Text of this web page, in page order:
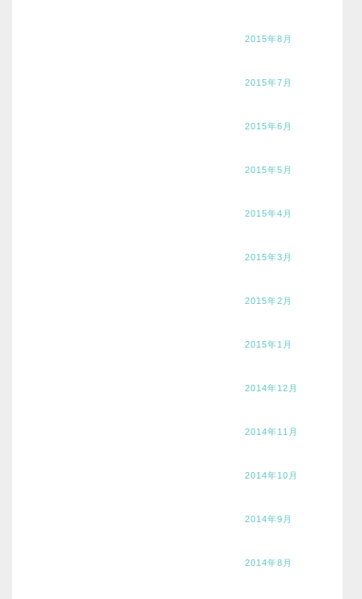
2015年8月
2015年7月
2015年6月
2015年5月
2015年4月
2015年3月
2015年2月
2015年1月
2014年12月
2014年11月
2014年10月
2014年9月
2014年8月